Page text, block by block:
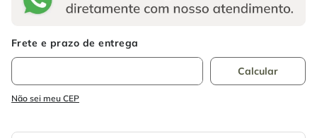
Não sei meu CEP
disco corte